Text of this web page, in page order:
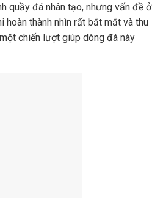
quầy đá nhân tạo, nhưng vấn đề ở
hoàn thành nhìn rất bắt mắt và thu
chiến lượt giúp dòng đá này